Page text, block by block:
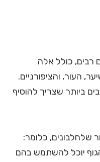
רבים, כולל אלה
העור, והציפורניים.
ביותר שצריך להוסיף
שלחלבונים, כלומר:
יוכל להשתמש בהם